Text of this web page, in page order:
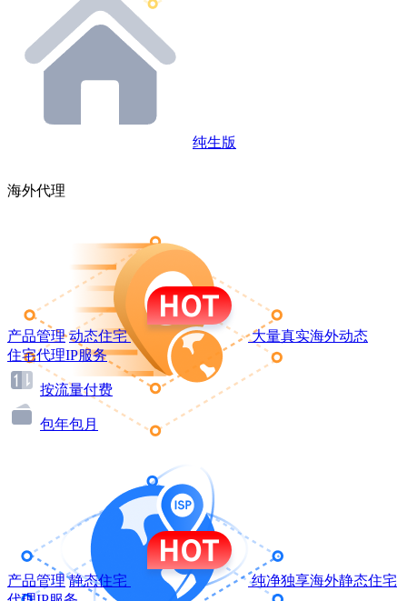
纯生版
海外代理
产品管理 动态住宅
大量真实海外动态
住宅代理IP服务
按流量付费
包年包月
产品管理 静态住宅
纯净独享海外静态住宅